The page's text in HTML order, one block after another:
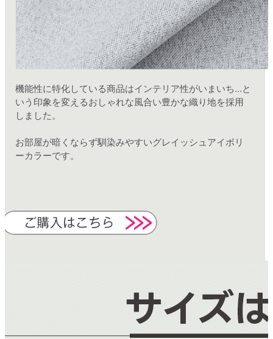
機能性に特化している商品はインテリア性がいまいち...と
いう印象を変えるおしゃれな風合い豊かな織り地を採用
しました。
お部屋が暗くならず馴染みやすいグレイッシュアイボリ
ーカラーです。